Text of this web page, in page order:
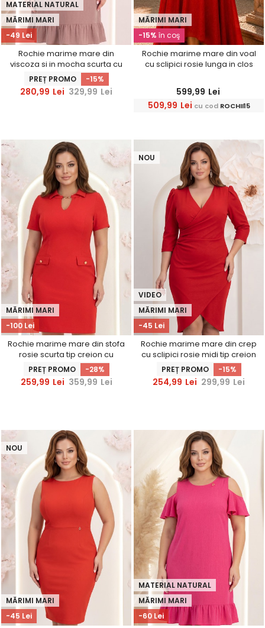
-49 Lei
MATERIAL NATURAL
MĂRIMI MARI
Rochie marime mare din
viscoza si in mocha scurta cu
croi larg si umeri decupati -
StarShinerS
PREȚ PROMO -15%
280,99 Lei 329,99 Lei
-15% în coş
MĂRIMI MARI
Rochie marime mare din voal
cu sclipici rosie lunga in clos
599,99 Lei
509,99 Lei cu cod ROCHII15
-100 Lei
MĂRIMI MARI
Rochie marime mare din stofa
rosie scurta tip creion cu
buzunare false - StarShinerS
PREȚ PROMO -28%
259,99 Lei 359,99 Lei
-45 Lei
VIDEO
MĂRIMI MARI
NOU
Rochie marime mare din crep
cu sclipici rosie midi tip creion
accesorizata cu brosa si
decolteu petrecut -
StarShinerS
PREȚ PROMO -15%
254,99 Lei 299,99 Lei
-45 Lei
MĂRIMI MARI
NOU
-60 Lei
MATERIAL NATURAL
MĂRIMI MARI